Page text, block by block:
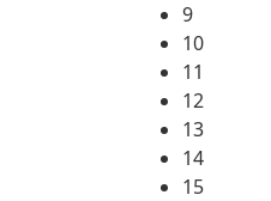
9
10
11
12
13
14
15